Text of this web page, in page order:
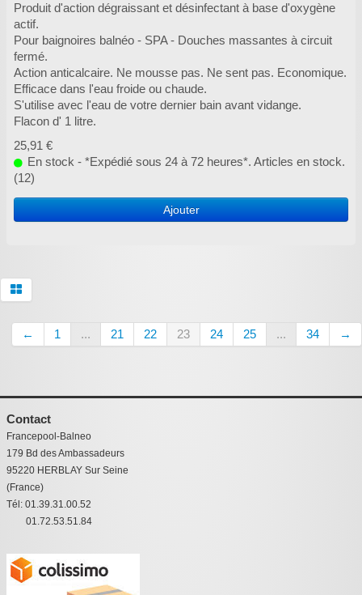
Produit d'action dégraissant et désinfectant à base d'oxygène
actif.
Pour baignoires balnéo - SPA - Douches massantes à circuit
fermé.
Action anticalcaire. Ne mousse pas. Ne sent pas. Economique.
Efficace dans l'eau froide ou chaude.
S'utilise avec l'eau de votre dernier bain avant vidange.
Flacon d' 1 litre.
25,91 €
En stock - *Expédié sous 24 à 72 heures*. Articles en stock.
(12)
Ajouter
← 1 ... 21 22 23 24 25 ... 34 →
Contact
Francepool-Balneo
179 Bd des Ambassadeurs
95220 HERBLAY Sur Seine
(France)
Tél: 01.39.31.00.52
01.72.53.51.84